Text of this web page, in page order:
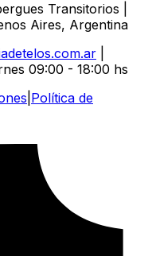
Transitorios |
Aires, Argentina
09:00 - 18:00 hs
Política de